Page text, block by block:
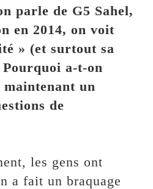
parle de G5 Sahel,
en 2014, on voit
» (et surtout sa
a-t-on
un
de
les gens ont
a fait un braquage